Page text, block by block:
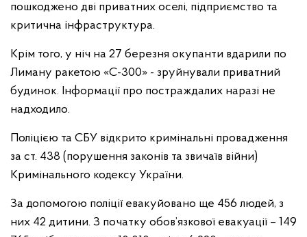
пошкоджено дві приватних оселі, підприємство та
критична інфраструктура.
Крім того, у ніч на 27 березня окупанти вдарили по
Лиману ракетою «С-300» - зруйнували приватний
будинок. Інформації про постраждалих наразі не
надходило.
Поліцією та СБУ відкрито кримінальні провадження
за ст. 438 (порушення законів та звичаїв війни)
Кримінального кодексу України.
За допомогою поліції евакуйовано ще 456 людей, з
них 42 дитини. З початку обов’язкової евакуації – 149